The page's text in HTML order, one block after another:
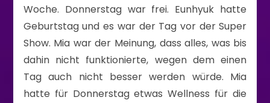
Woche. Donnerstag war frei. Eunhyuk hatte
Geburtstag und es war der Tag vor der Super
Show. Mia war der Meinung, dass alles, was bis
dahin nicht funktionierte, wegen dem einen
Tag auch nicht besser werden würde. Mia
hatte für Donnerstag etwas Wellness für die